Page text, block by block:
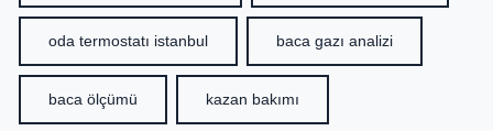
oda termostatı istanbul baca gazı analizi
baca ölçümü kazan bakımı